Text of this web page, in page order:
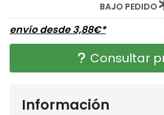
BAJO PEDIDO
envío desde3,88€*
Consultar
Información